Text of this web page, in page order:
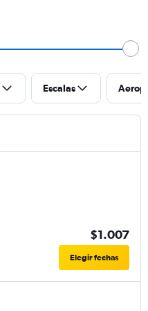
Escalas
$1.007
Elegir fechas